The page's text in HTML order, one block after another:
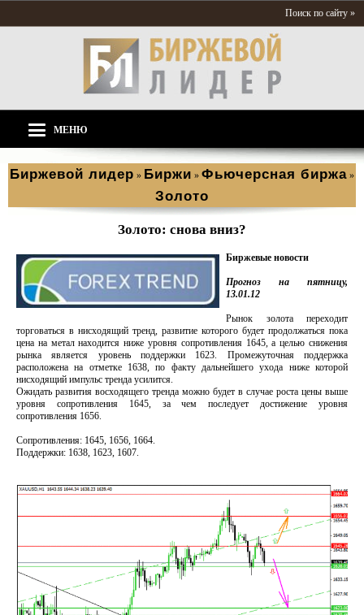
Поиск по сайту »
МЕНЮ
Биржевой лидер » Биржи » Фьючерсная биржа »
Золото
Золото: снова вниз?
Биржевые новости
Прогноз на пятницу,
13.01.12
Рынок золота переходит
торговаться в нисходящий тренд, развитие которого будет продолжаться пока
цена на метал находится ниже уровня сопротивления 1645, а целью снижения
рынка является уровень поддержки 1623. Промежуточная поддержка
расположена на отметке 1638, по факту дальнейшего ухода ниже которой
нисходящий импульс тренда усилится.
Ожидать развития восходящего тренда можно будет в случае роста цены выше
уровня сопротивления 1645, за чем последует достижение уровня
сопротивления 1656.
Сопротивления: 1645, 1656, 1664.
Поддержки: 1638, 1623, 1607.